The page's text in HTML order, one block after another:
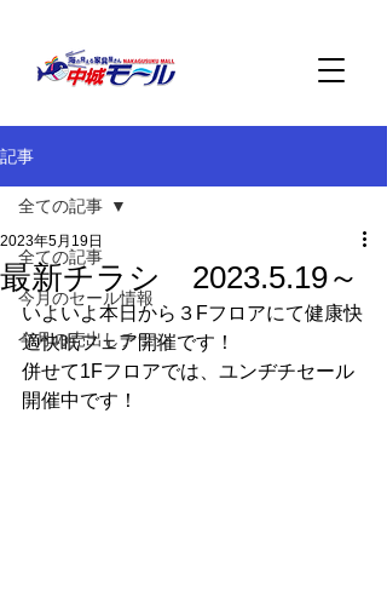
記事
全ての記事
今月のセール情報
今月の売出しチラシ
全ての記事
最新チラシ 2023.5.19～
2023年5月19日
いよいよ本日から３Fフロアにて健康快
適快眠フェア開催です！
併せて1Fフロアでは、ユンヂチセール
開催中です！